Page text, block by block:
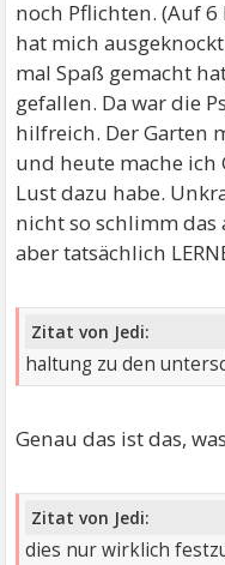
noch Pflichten. (Auf
hat mich
mal Spaß gemacht
gefallen. Da war die
hilfreich. Der Garten
und heute mache
Lust dazu habe.
nicht so schlimm das
aber tatsächlich
Zitat von Jedi:
haltung zu den
Genau das ist das,
Zitat von Jedi:
dies nur wirklich